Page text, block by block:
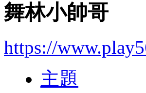
舞林小帥哥
https://
主題